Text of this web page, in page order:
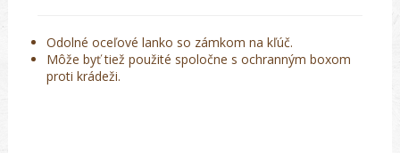
Odolné oceľové lanko so zámkom na kľúč.
Môže byť tiež použité spoločne s ochranným boxom
proti krádeži.